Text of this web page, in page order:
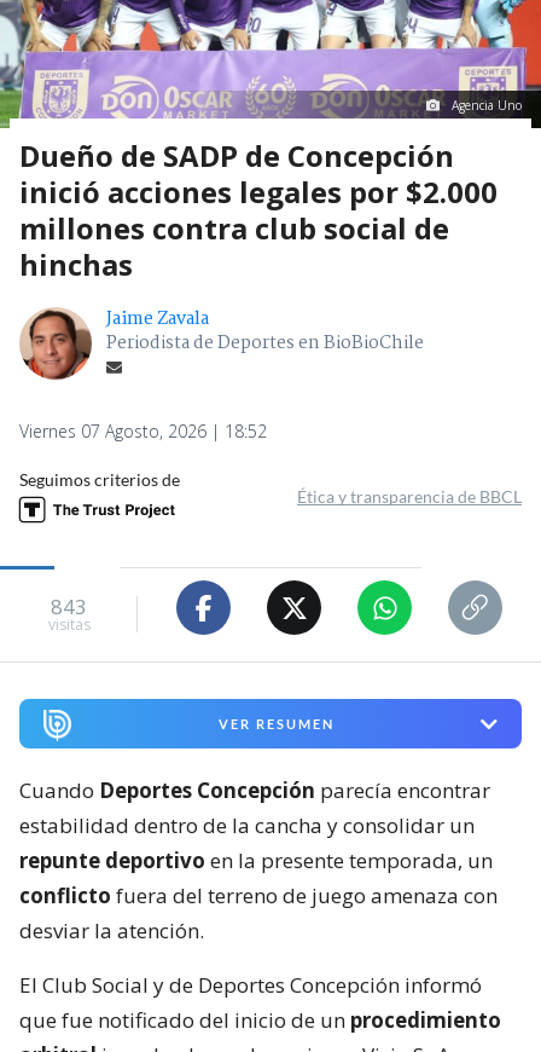
Agencia Uno
Dueño de SADP de Concepción
inició acciones legales por $2.000
millones contra club social de
hinchas
Jaime Zavala
Periodista de Deportes en BioBioChile
Viernes 07 Agosto, 2026 | 18:52
Seguimos criterios de
Ética y transparencia de BBCL
843
visitas
VER RESUMEN
Cuando Deportes Concepción parecía encontrar
estabilidad dentro de la cancha y consolidar un
repunte deportivo en la presente temporada, un
conflicto fuera del terreno de juego amenaza con
desviar la atención.
El Club Social y de Deportes Concepción informó
que fue notificado del inicio de un procedimiento